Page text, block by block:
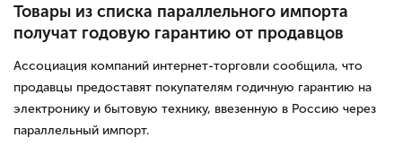
Товары из списка параллельного импорта
получат годовую гарантию от продавцов
Ассоциация компаний интернет-торговли сообщила, что
продавцы предоставят покупателям годичную гарантию на
электронику и бытовую технику, ввезенную в Россию через
параллельный импорт.